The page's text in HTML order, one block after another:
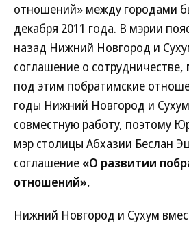
отношений» между городами
декабря 2011 года. В мэрии
назад Нижний Новгород и
соглашение о сотрудничестве,
под этим побратимские
годы Нижний Новгород и
совместную работу, поэтому
мэр столицы Абхазии Беслан
соглашение «О развитии
отношений».
Нижний Новгород и Сухум